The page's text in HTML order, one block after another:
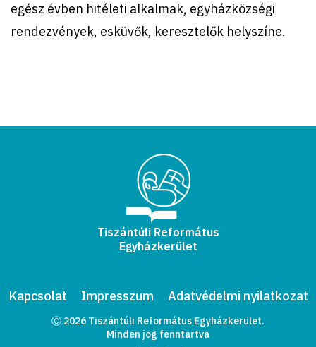
egész évben hitéleti alkalmak, egyházközségi
rendezvények, esküvők, keresztelők helyszíne.
Tiszántúli Református
Egyházkerület
Kapcsolat Impresszum Adatvédelmi nyilatkozat
Ⓒ 2026 Tiszántúli Református Egyházkerület.
Minden jog fenntartva